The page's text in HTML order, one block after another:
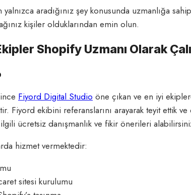
yalnızca aradığınız şey konusunda uzmanlığa
kişiler olduklarından emin olun.
Shopify Uzmanı Olarak
Fiyord Digital Studio öne çıkan ve en iyi
Fiyord ekibini referanslarını arayarak teyit ettik
ücretsiz danışmanlık ve fikir önerileri
hizmet vermektedir:
sitesi kurulumu